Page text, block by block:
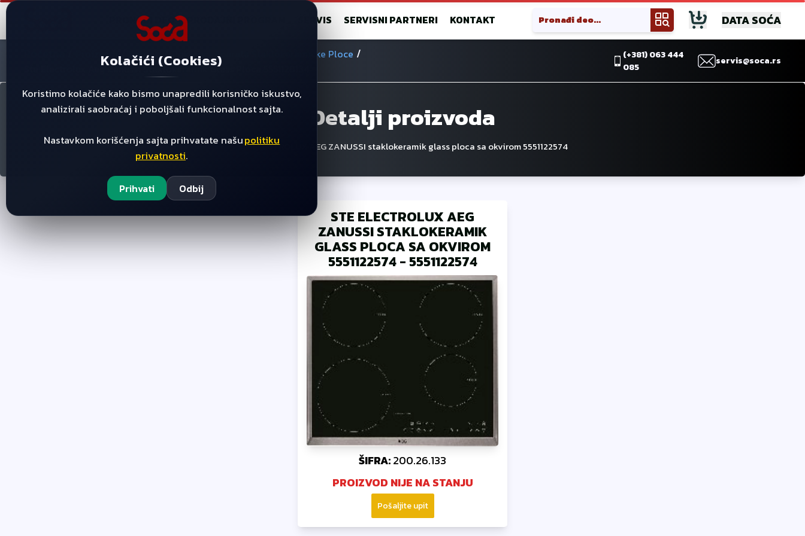
PRONAĐI DEO PRODAJNI PROGRAM SERVIS SERVISNI PARTNERI KONTAKT DATA SOĆA
Proizvodi Sporeti / Poklopci Aparata Staklokeramicke Ploce /
Ste Electrolux Aeg Zanussi Staklokeramik Glass Ploca 5551128134
(+381) 063 444
085
servis@soca.rs
Kolačići (Cookies)
Koristimo kolačiće kako bismo unapredili korisničko iskustvo,
analizirali saobraćaj i poboljšali funkcionalnost sajta.
Nastavkom korišćenja sajta prihvatate našupolitiku
privatnosti.
Prihvati Odbij
Detalji proizvoda
ste ELECTROLUX AEG ZANUSSI staklokeramik glass ploca sa okvirom 5551122574
STE ELECTROLUX AEG
ZANUSSI STAKLOKERAMIK
GLASS PLOCA SA OKVIROM
5551122574- 5551122574
ŠIFRA:200.26.133
PROIZVOD NIJE NA STANJU
Pošaljite upit